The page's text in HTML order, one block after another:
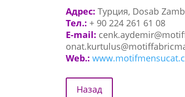
Адрес:Турция, Dosab
Тел.: + 90 224 261 61 08
E-mail:
Web.: